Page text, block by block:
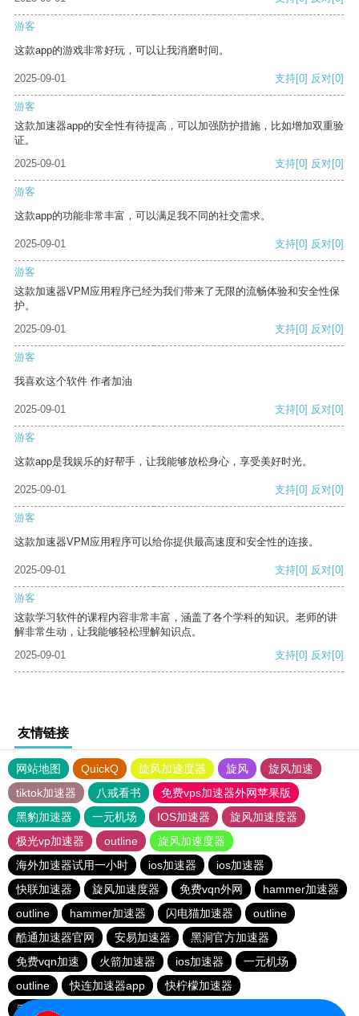
游客
这款app的游戏非常好玩，可以让我消磨时间。
2025-09-01 支持[0] 反对[0]
游客
这款加速器app的安全性有待提高，可以加强防护措施，比如增加双重验
证。
2025-09-01
支持[0] 反对[0]
游客
这款app的功能非常丰富，可以满足我不同的社交需求。
2025-09-01 支持[0] 反对[0]
游客
这款加速器VPM应用程序已经为我们带来了无限的流畅体验和安全性保
护。
2025-09-01
支持[0] 反对[0]
游客
我喜欢这个软件 作者加油
2025-09-01 支持[0] 反对[0]
游客
这款app是我娱乐的好帮手，让我能够放松身心，享受美好时光。
2025-09-01 支持[0] 反对[0]
游客
这款加速器VPM应用程序可以给你提供最高速度和安全性的连接。
2025-09-01 支持[0] 反对[0]
游客
这款学习软件的课程内容非常丰富，涵盖了各个学科的知识。老师的讲
解非常生动，让我能够轻松理解知识点。
2025-09-01
支持[0] 反对[0]
友情链接
网站地图 QuickQ 旋风加速度器 旋风
旋风加速
tiktok加速器
八戒看书
免费vps加速器外网苹果版
黑豹加速器
一元机场 IOS加速器
旋风加速度器
极光vp加速器
outline
旋风加速度器
海外加速器试用一小时
ios加速器
ios加速器
快联加速器
旋风加速度器 免费vqn外网
hammer加速器
outline
hammer加速器 闪电猫加速器
outline
酷通加速器官网
安易加速器
黑洞官方加速器
免费vqn加速
火箭加速器 ios加速器
一元机场
outline
快连加速器app
快柠檬加速器
香蕉加速器官网正版